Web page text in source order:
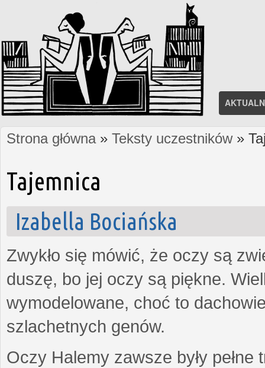
Jesteś tutaj
Strona główna» Teksty uczestników»
Tajemnica
Izabella Bociańska
Zwykło się mówić, że oczy są
duszę, bo jej oczy są piękne.
wymodelowane, choć to
szlachetnych genów.
Oczy Halemy zawsze były